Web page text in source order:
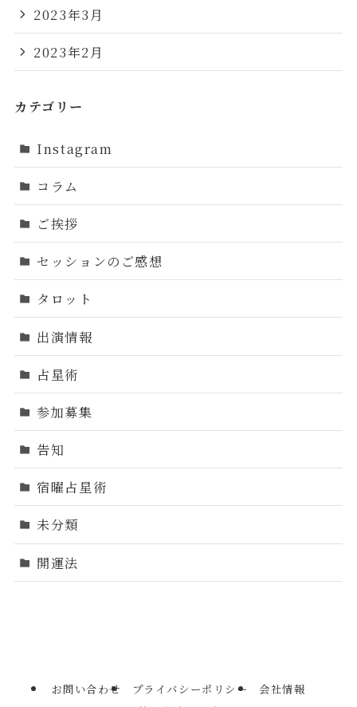
2023年3月
2023年2月
カテゴリー
Instagram
コラム
ご挨拶
セッションのご感想
タロット
出演情報
占星術
参加募集
告知
宿曜占星術
未分類
開運法
お問い合わせ プライバシーポリシー
会社情報